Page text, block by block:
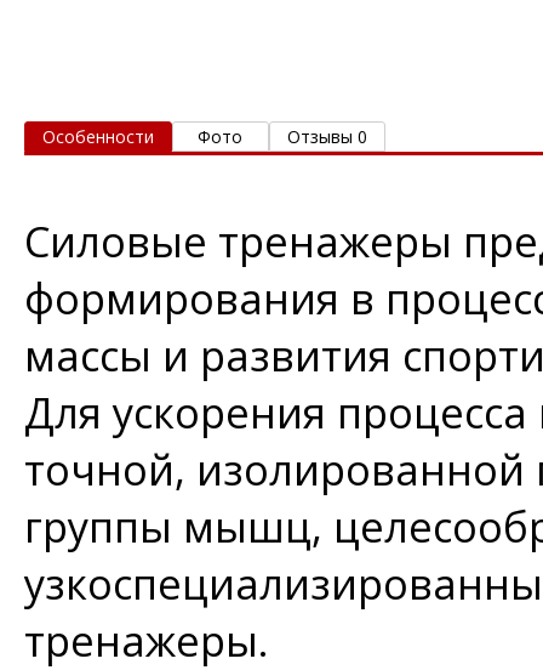
Особенности Фото Отзывы 0
Силовые тренажеры
формирования в
массы и развития
Для ускорения
точной,
группы мышц,
тренажеры.